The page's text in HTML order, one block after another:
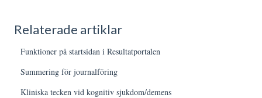
Relaterade artiklar
Funktioner på startsidan i Resultatportalen
Summering för journalföring
Kliniska tecken vid kognitiv sjukdom/demens